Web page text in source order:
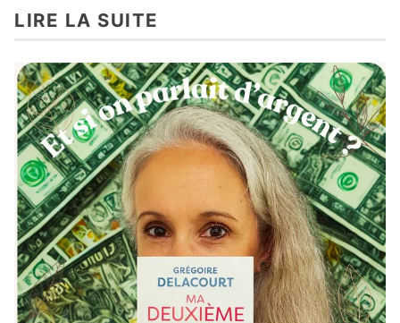
LIRE LA SUITE